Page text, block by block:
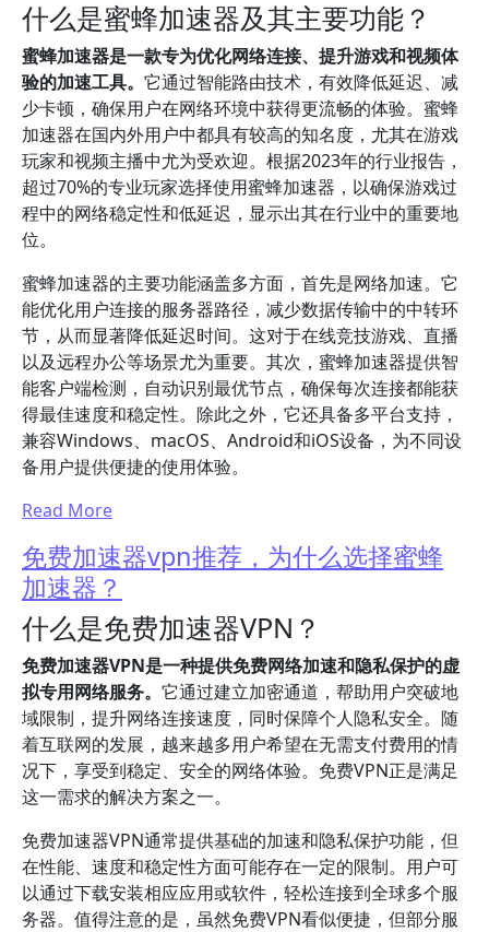
什么是蜜蜂加速器及其主要功能？
蜜蜂加速器是一款专为优化网络连接、提升游戏和视频体
验的加速工具。 它通过智能路由技术，有效降低延迟、减
少卡顿，确保用户在网络环境中获得更流畅的体验。蜜蜂
加速器在国内外用户中都具有较高的知名度，尤其在游戏
玩家和视频主播中尤为受欢迎。根据2023年的行业报告，
超过70%的专业玩家选择使用蜜蜂加速器，以确保游戏过
程中的网络稳定性和低延迟，显示出其在行业中的重要地
位。
蜜蜂加速器的主要功能涵盖多方面，首先是网络加速。它
能优化用户连接的服务器路径，减少数据传输中的中转环
节，从而显著降低延迟时间。这对于在线竞技游戏、直播
以及远程办公等场景尤为重要。其次，蜜蜂加速器提供智
能客户端检测，自动识别最优节点，确保每次连接都能获
得最佳速度和稳定性。除此之外，它还具备多平台支持，
兼容Windows、macOS、Android和iOS设备，为不同设
备用户提供便捷的使用体验。
Read More
免费加速器vpn推荐，为什么选择蜜蜂
加速器？
什么是免费加速器VPN？
免费加速器VPN是一种提供免费网络加速和隐私保护的虚
拟专用网络服务。 它通过建立加密通道，帮助用户突破地
域限制，提升网络连接速度，同时保障个人隐私安全。随
着互联网的发展，越来越多用户希望在无需支付费用的情
况下，享受到稳定、安全的网络体验。免费VPN正是满足
这一需求的解决方案之一。
免费加速器VPN通常提供基础的加速和隐私保护功能，但
在性能、速度和稳定性方面可能存在一定的限制。用户可
以通过下载安装相应应用或软件，轻松连接到全球多个服
务器。值得注意的是，虽然免费VPN看似便捷，但部分服